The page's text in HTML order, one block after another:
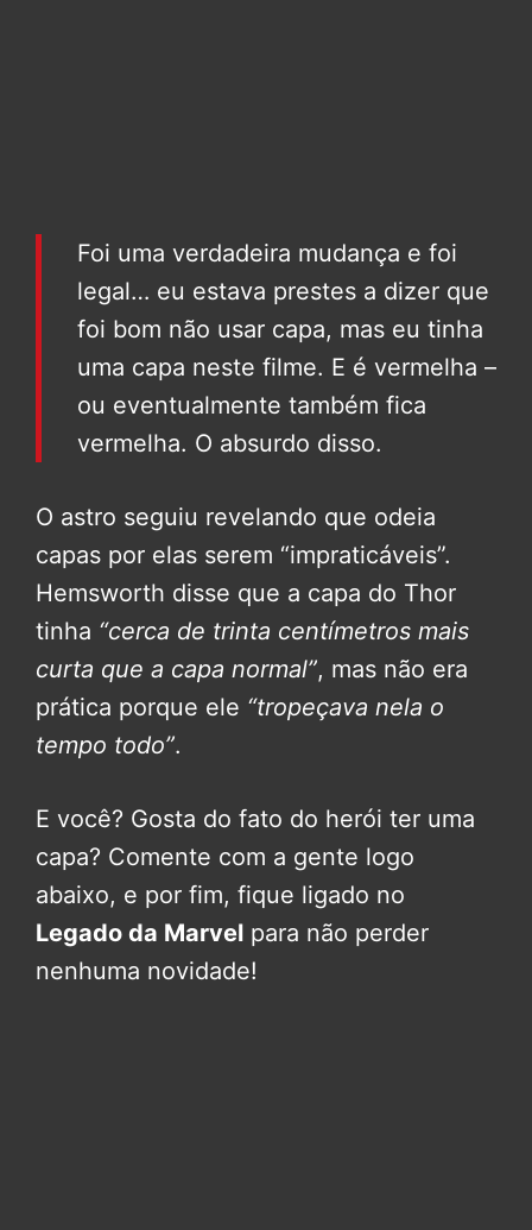
Foi uma verdadeira mudança e foi
legal… eu estava prestes a dizer que
foi bom não usar capa, mas eu tinha
uma capa neste filme. E é vermelha –
ou eventualmente também fica
vermelha. O absurdo disso.
O astro seguiu revelando que odeia
capas por elas serem “impraticáveis”.
Hemsworth disse que a capa do Thor
tinha “cerca de trinta centímetros mais
curta que a capa normal”, mas não era
prática porque ele “tropeçava nela o
tempo todo”.
E você? Gosta do fato do herói ter uma
capa? Comente com a gente logo
abaixo, e por fim, fique ligado no
Legado da Marvel para não perder
nenhuma novidade!